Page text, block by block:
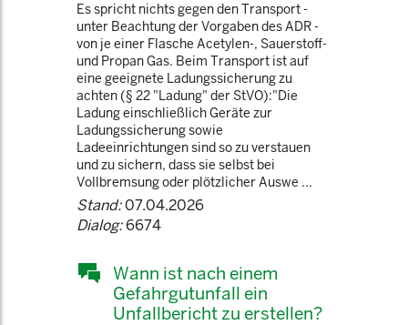
Es spricht nichts gegen den Transport -
unter Beachtung der Vorgaben des ADR -
von je einer Flasche Acetylen-, Sauerstoff-
und Propan Gas. Beim Transport ist auf
eine geeignete Ladungssicherung zu
achten (§ 22 "Ladung" der StVO):"Die
Ladung einschließlich Geräte zur
Ladungssicherung sowie
Ladeeinrichtungen sind so zu verstauen
und zu sichern, dass sie selbst bei
Vollbremsung oder plötzlicher Auswe ...
Stand:07.04.2026
Dialog:6674
Wann ist nach einem
Gefahrgutunfall ein
Unfallbericht zu erstellen?